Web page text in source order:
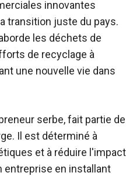
innovantes
transition juste du pays.
les déchets de
de recyclage à
une nouvelle vie dans
serbe, fait partie de
Il est déterminé à
et à réduire l'impact
entreprise en installant